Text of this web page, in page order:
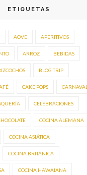
ETIQUETAS
AOVE APERITIVOS
ARROZ BEBIDAS
BLOG TRIP
CAKE POPS CARNAVAL
CELEBRACIONES
COCINA ALEMANA
COCINA ASIÁTICA
COCINA BRITÁNICA
COCINA HAWAIANA